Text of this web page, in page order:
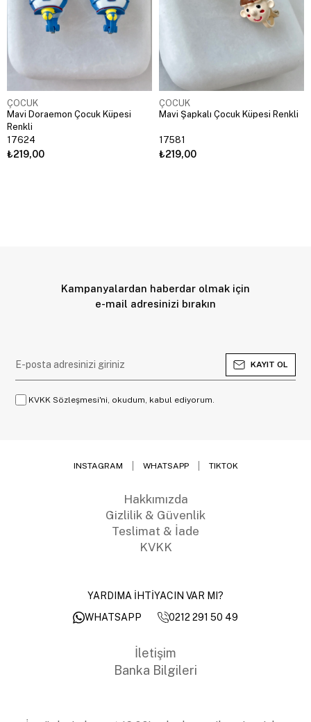
ÇOCUK
Mavi Doraemon Çocuk Küpesi
Renkli
17624
₺219,00
ÇOCUK
Mavi Şapkalı Çocuk Küpesi Renkli
17581
₺219,00
Kampanyalardan haberdar olmak için
e-mail adresinizi bırakın
KAYIT OL
KVKK Sözleşmesi'ni, okudum, kabul ediyorum.
INSTAGRAM WHATSAPP TIKTOK
Hakkımızda
Gizlilik & Güvenlik
Teslimat & İade
KVKK
YARDIMA İHTİYACIN VAR MI?
WHATSAPP
0212 291 50 49
İletişim
Banka Bilgileri